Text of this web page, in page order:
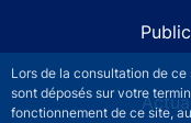
Lors de la consultation de
sont déposés sur votre
fonctionnement de ce site,